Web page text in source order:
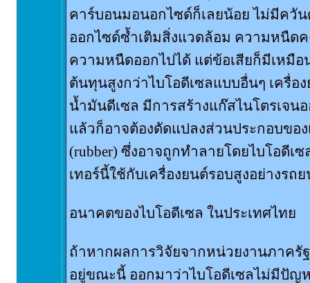
คาร์บอนมอนอกไซด์ก็เลยน้อย ไม่มีควัน
ออกไซด์ซ้ำเติมสิ่งแวดล้อม ความหนืด
ความหนืดออกไปได้ แต่ข้อเสียก็มีเหมื
ต้นทุนสูงกว่าไบโอดีเซลแบบอื่นๆ เครื่อ
น้ำมันดีเซล มีการสร้างแก๊สไนโตรเจน
แล้วก็อาจต้องดัดแปลงส่วนประกอบของ
(rubber) ซึ่งอาจถูกทำลายโดยไบโอดีเ
เทอร์นี้ใช้กับเครื่องยนต์รอบสูงอย่างรถ
อนาคตของไบโอดีเซล ในประเทศไทย
ถ้าหากผลการวิจัยจากหน่วยงานภาครั
อยู่ขณะนี้ ออกมาว่าไบโอดีเซลไม่มีปัญ